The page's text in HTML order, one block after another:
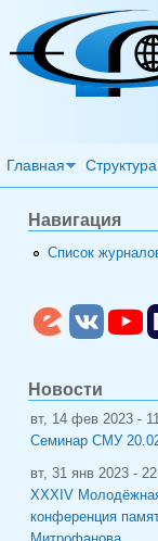
Перейти к
Главная Структура
Навигация
Список
Новости
вт, 14 фев 2023 -
Семинар СМУ
вт, 31 янв 2023 -
XXXIV
конференция